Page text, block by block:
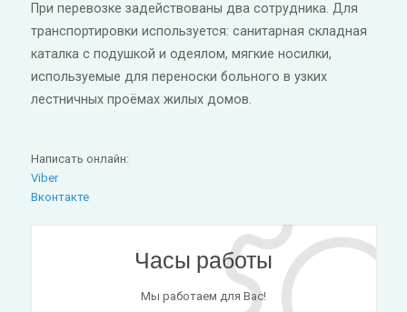
При перевозке задействованы два сотрудника. Для
транспортировки используется: санитарная складная
каталка с подушкой и одеялом, мягкие носилки,
используемые для переноски больного в узких
лестничных проёмах жилых домов.
Написать онлайн:
Viber
Вконтакте
Часы работы
Мы работаем для Вас!